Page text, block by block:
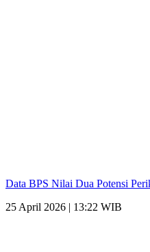
Data BPS Nilai Dua Potensi
25 April 2026 | 13:22 WIB